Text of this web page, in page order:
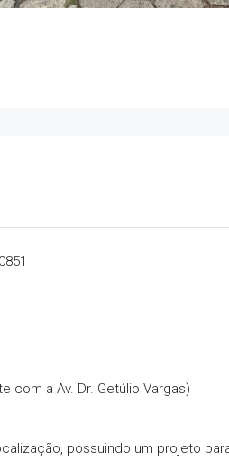
com a Av. Dr. Getúlio Vargas)
possuindo um projeto